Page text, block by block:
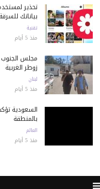
تحذير
بياناتك للسرقة
تقنية
منذ 5 أيام
مجلس الجنوب
زوطر الغربية
لبنان
منذ 5 أيام
السعودية
بالمنطقة
العالم
منذ 5 أيام